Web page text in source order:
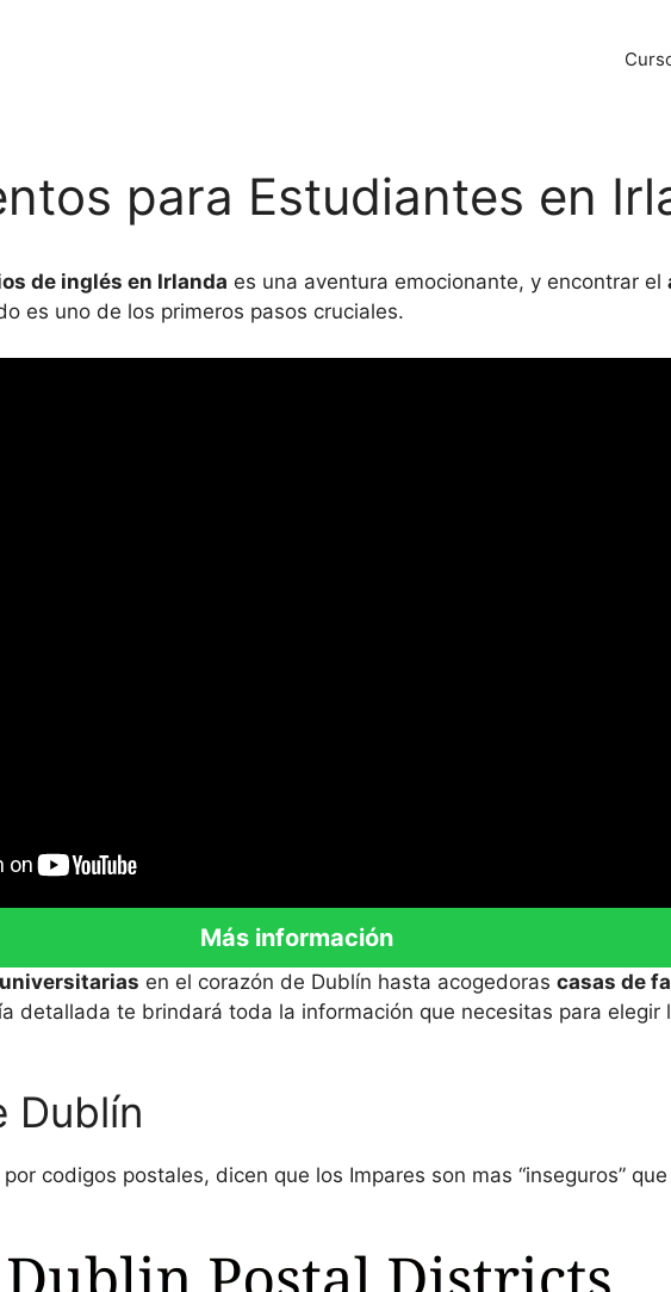
para Estudiantes en
de inglés en Irlanda es una aventura emocionante, y encontrar el
es uno de los primeros pasos cruciales.
Más información
en el corazón de Dublín hasta acogedoras casas de
detallada te brindará toda la información que necesitas para elegir
Dublín
codigos postales, dicen que los Impares son mas “inseguros”